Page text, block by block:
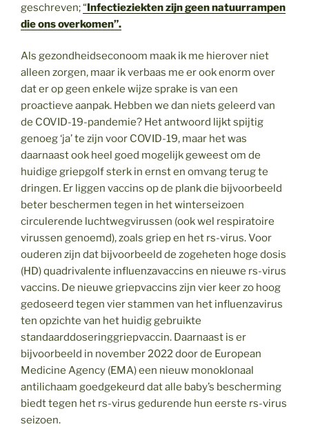
geschreven;“Infectieziekten zijn geen natuurrampen
die ons overkomen”.
Als gezondheidseconoom maak ik me hierover niet
alleen zorgen, maar ik verbaas me er ook enorm over
dat er op geen enkele wijze sprake is van een
proactieve aanpak. Hebben we dan niets geleerd van
de COVID-19-pandemie? Het antwoord lijkt spijtig
genoeg ‘ja’ te zijn voor COVID-19, maar het was
daarnaast ook heel goed mogelijk geweest om de
huidige griepgolf sterk in ernst en omvang terug te
dringen. Er liggen vaccins op de plank die bijvoorbeeld
beter beschermen tegen in het winterseizoen
circulerende luchtwegvirussen (ook wel respiratoire
virussen genoemd), zoals griep en het rs-virus. Voor
ouderen zijn dat bijvoorbeeld de zogeheten hoge dosis
(HD) quadrivalente influenzavaccins en nieuwe rs-virus
vaccins. De nieuwe griepvaccins zijn vier keer zo hoog
gedoseerd tegen vier stammen van het influenzavirus
ten opzichte van het huidig gebruikte
standaarddoseringgriepvaccin. Daarnaast is er
bijvoorbeeld in november 2022 door de European
Medicine Agency (EMA) een nieuw monoklonaal
antilichaam goedgekeurd dat alle baby’s bescherming
biedt tegen het rs-virus gedurende hun eerste rs-virus
seizoen.